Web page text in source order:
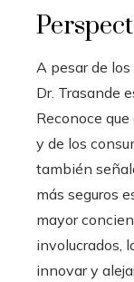
A pesar de
Dr. Trasande
Reconoce
y de los
también
más seguros
mayor
involucrados,
innovar y